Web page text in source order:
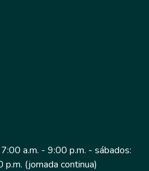
a.m. - 9:00 p.m. - sábados:
(jornada continua)